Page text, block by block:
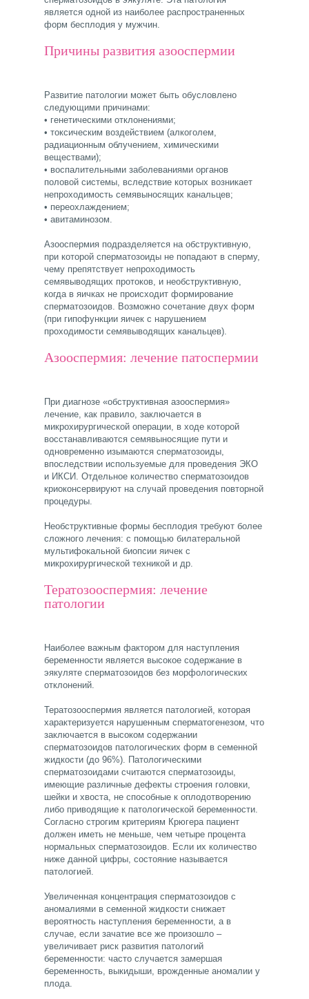
является одной из наиболее распространенных
форм бесплодия у мужчин.
Причины развития азооспермии
Развитие патологии может быть обусловлено
следующими причинами:
• генетическими отклонениями;
• токсическим воздействием (алкоголем,
радиационным облучением, химическими
веществами);
• воспалительными заболеваниями органов
половой системы, вследствие которых возникает
непроходимость семявыносящих канальцев;
• переохлаждением;
• авитаминозом.
Азооспермия подразделяется на обструктивную,
при которой сперматозоиды не попадают в сперму,
чему препятствует непроходимость
семявыводящих протоков, и необструктивную,
когда в яичках не происходит формирование
сперматозоидов. Возможно сочетание двух форм
(при гипофункции яичек с нарушением
проходимости семявыводящих канальцев).
Азооспермия: лечение патоспермии
При диагнозе «обструктивная азооспермия»
лечение, как правило, заключается в
микрохирургической операции, в ходе которой
восстанавливаются семявыносящие пути и
одновременно изымаются сперматозоиды,
впоследствии используемые для проведения ЭКО
и ИКСИ. Отдельное количество сперматозоидов
криоконсервируют на случай проведения повторной
процедуры.
Необструктивные формы бесплодия требуют более
сложного лечения: с помощью билатеральной
мультифокальной биопсии яичек с
микрохирургической техникой и др.
Тератозооспермия: лечение
патологии
Наиболее важным фактором для наступления
беременности является высокое содержание в
эякуляте сперматозоидов без морфологических
отклонений.
Тератозооспермия является патологией, которая
характеризуется нарушенным сперматогенезом, что
заключается в высоком содержании
сперматозоидов патологических форм в семенной
жидкости (до 96%). Патологическими
сперматозоидами считаются сперматозоиды,
имеющие различные дефекты строения головки,
шейки и хвоста, не способные к оплодотворению
либо приводящие к патологической беременности.
Согласно строгим критериям Крюгера пациент
должен иметь не меньше, чем четыре процента
нормальных сперматозоидов. Если их количество
ниже данной цифры, состояние называется
патологией.
Увеличенная концентрация сперматозоидов с
аномалиями в семенной жидкости снижает
вероятность наступления беременности, а в
случае, если зачатие все же произошло –
увеличивает риск развития патологий
беременности: часто случается замершая
беременность, выкидыши, врожденные аномалии у
плода.